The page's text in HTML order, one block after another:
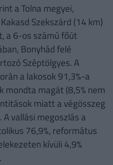
a Tolna megyei,
Szekszárd (14 km)
a 6-os számú főút
Bonyhád felé
Széptölgyes. A
a lakosok 91,3%-a
mondta magát (8,5% nem
miatt a végösszeg
vallási megoszlás a
76,9%, református
kívüli 4,9%